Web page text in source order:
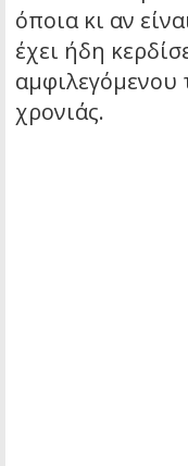
όποια κι αν
έχει ήδη
αμφιλεγόμενου
χρονιάς.